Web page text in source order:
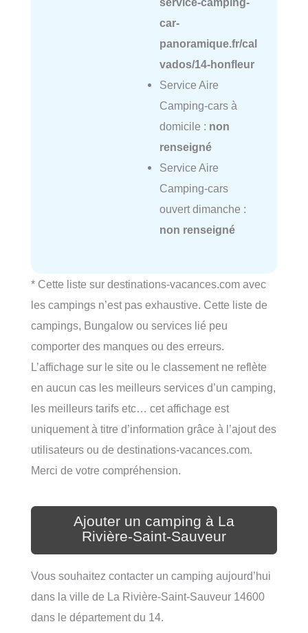
car-
panoramique.fr/cal
vados/14-honfleur
Service Aire
Camping-cars à
domicile : non
renseigné
Service Aire
Camping-cars
ouvert dimanche :
non renseigné
* Cette liste sur destinations-vacances.com avec
les campings n’est pas exhaustive. Cette liste de
campings, Bungalow ou services lié peu
comporter des manques ou des erreurs.
L’affichage sur le site ou le classement ne reflète
en aucun cas les meilleurs services d’un camping,
les meilleurs tarifs etc… cet affichage est
uniquement à titre d’information grâce à l’ajout des
utilisateurs ou de destinations-vacances.com.
Merci de votre compréhension.
Ajouter un camping à La
Rivière-Saint-Sauveur
Vous souhaitez contacter un camping aujourd’hui
dans la ville de La Rivière-Saint-Sauveur 14600
dans le département du 14.